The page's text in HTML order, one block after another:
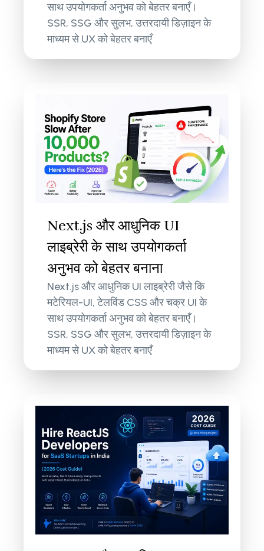
साथ उपयोगकर्ता अनुभव को बेहतर बनाएँ।
SSR, SSG और सुलभ, उत्तरदायी डिज़ाइन के
माध्यम से UX को बेहतर बनाएँ
Next.js और आधुनिक UI
लाइब्रेरी के साथ उपयोगकर्ता
अनुभव को बेहतर बनाना
Next.js और आधुनिक UI लाइब्रेरी जैसे कि
मटेरियल-UI, टेलविंड CSS और चक्र UI के
साथ उपयोगकर्ता अनुभव को बेहतर बनाएँ।
SSR, SSG और सुलभ, उत्तरदायी डिज़ाइन के
माध्यम से UX को बेहतर बनाएँ